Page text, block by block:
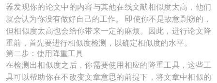
器发现你的论文中的内容与其他在线文献相似度太高，他们
就会认为你没有做好自己的工作。 即使你不是故意剽窃的，
但相似度太高也会给你带来一定的麻烦。因此，进行论文降
重前，首先要进行相似度检测，以确定相似度的水平。
第二步：使用降重工具
在检测出相似度之后，你需要使用相应的降重工具，这些工
具可以帮助你在不改变文章意思的前提下，将文章中相似的